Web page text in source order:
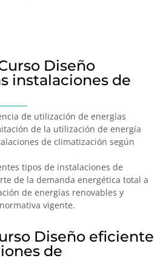
Diseño
instalaciones de
de utilización de energías
de la utilización de energía
de climatización según
tipos de instalaciones de
de la demanda energética total a
de energías renovables y
vigente.
Diseño eficiente
de